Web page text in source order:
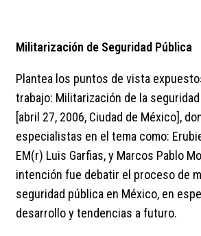
Militarización de Seguridad Pública
Plantea los puntos de vista
trabajo: Militarización de la
[abril 27, 2006, Ciudad de México],
especialistas en el tema como:
EM(r) Luis Garfias, y Marcos Pablo
intención fue debatir el proceso de
seguridad pública en México, en
desarrollo y tendencias a futuro.